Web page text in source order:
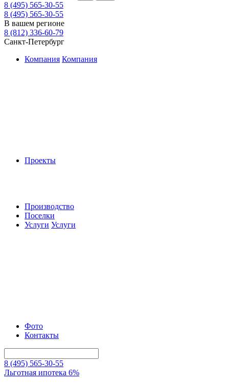
8 (495) 565-30-55
8 (495) 565-30-55
В вашем регионе
8 (812) 336-60-79
Санкт-Петербург
Компания Компания
Проекты
Производство
Поселки
Услуги Услуги
Фото
Контакты
8 (495) 565-30-55
Льготная ипотека 6%